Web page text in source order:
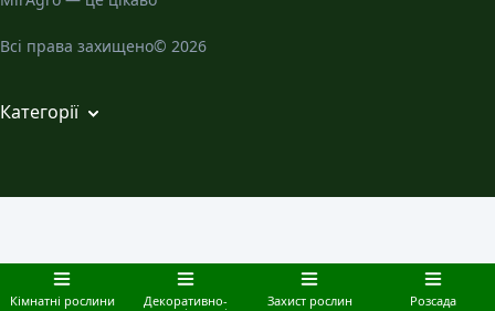
Всі права захищено© 2026
Категорії
Декоративно-листяні садові рослини
Розсада
Овочеві культури
Кімнатні рослини Декоративно- Захист рослин Розсада